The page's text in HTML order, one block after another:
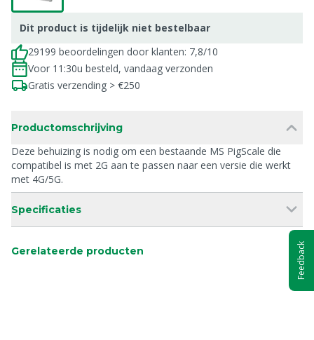
Dit product is tijdelijk niet bestelbaar
29199 beoordelingen door klanten: 7,8/10
Voor 11:30u besteld, vandaag verzonden
Gratis verzending > €250
Productomschrijving
Deze behuizing is nodig om een bestaande MS PigScale die
compatibel is met 2G aan te passen naar een versie die werkt
met 4G/5G.
Specificaties
Gerelateerde producten Feedback